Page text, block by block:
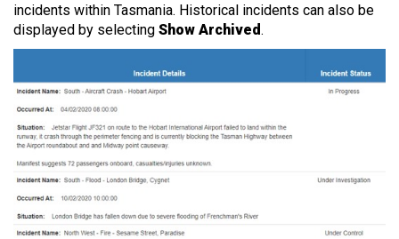
incidents within Tasmania. Historical incidents can also be
displayed by selecting Show Archived.